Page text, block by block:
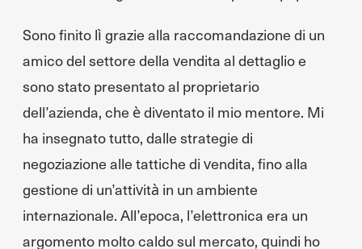
Sono finito lì grazie alla raccomandazione di un
amico del settore della vendita al dettaglio e
sono stato presentato al proprietario
dell’azienda, che è diventato il mio mentore. Mi
ha insegnato tutto, dalle strategie di
negoziazione alle tattiche di vendita, fino alla
gestione di un’attività in un ambiente
internazionale. All’epoca, l’elettronica era un
argomento molto caldo sul mercato, quindi ho